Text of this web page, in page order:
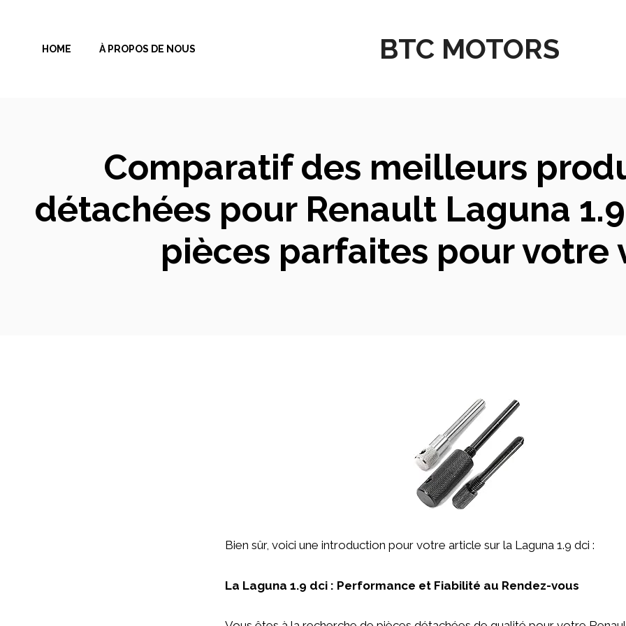
contenu
BTC MOTORS
HOME À PROPOS DE NOUS
Comparatif des meilleurs
détachées pour Renault Laguna
pièces parfaites pour votre
Bien sûr, voici une introduction pour votre article sur la Laguna 1.9 dci :
La Laguna 1.9 dci : Performance et Fiabilité au Rendez-vous